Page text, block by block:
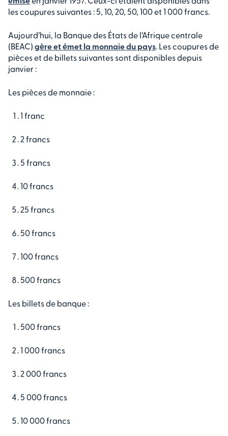
les coupures suivantes : 5, 10, 20, 50, 100 et 1 000 francs.
Aujourd’hui, la Banque des États de l’Afrique centrale
(BEAC) gère et émet la monnaie du pays. Les coupures de
pièces et de billets suivantes sont disponibles depuis
janvier :
Les pièces de monnaie :
1 franc
2 francs
5 francs
10 francs
25 francs
50 francs
100 francs
500 francs
Les billets de banque :
500 francs
1 000 francs
2 000 francs
5 000 francs
10 000 francs